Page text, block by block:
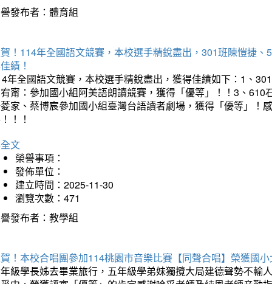
發布者：體育組
！114年全國語文競賽，本校選手精銳盡出，301班陳愷捷
績！
年全國語文競賽，本校選手精銳盡出，獲得佳績如下：1、
甯：參加國小組阿美語朗讀競賽，獲得「優等」！！3、
家、蔡博宸參加國小組臺灣台語讀者劇場，獲得「優等」！
！！
文
榮譽事項：
發佈單位：
建立時間：2025-11-30
瀏覽次數：471
發布者：教學組
！本校合唱團參加114桃園市音樂比賽【同聲合唱】榮獲國
級學長姊去畢業旅行，五年級學弟妹獨攬大局建德聲勢不輸